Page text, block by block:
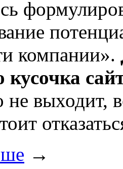
компании».
кусочка
не выходит,
→